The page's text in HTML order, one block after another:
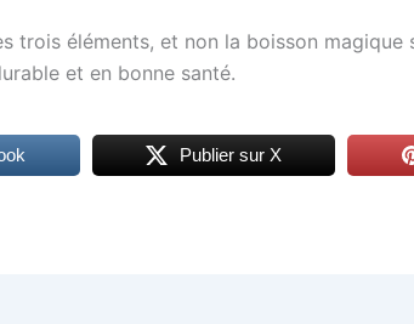
trois éléments, et non la boisson magique
et en bonne santé.
Publier sur X